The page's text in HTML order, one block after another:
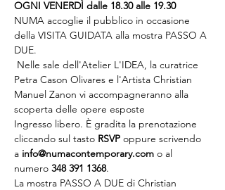
OGNI VENERDÌ dalle 18.30 alle 19.30
NUMA accoglie il pubblico in occasione
della VISITA GUIDATA alla mostra PASSO A
DUE.
Nelle sale dell'Atelier L'IDEA, la curatrice
Petra Cason Olivares e l'Artista Christian
Manuel Zanon vi accompagneranno alla
scoperta delle opere esposte
Ingresso libero. È gradita la prenotazione
cliccando sul tasto RSVP oppure scrivendo
a info@numacontemporary.com o al
numero 348 391 1368.
La mostra PASSO A DUE di Christian